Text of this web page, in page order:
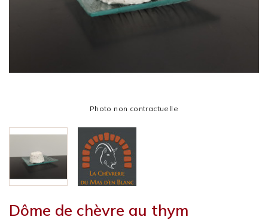
Photo non contractuelle
Dôme de chèvre au thym